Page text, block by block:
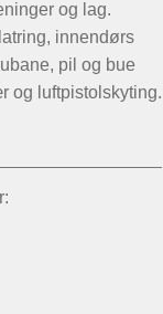
og lag.
innendørs
pil og bue
og luftpistolskyting.